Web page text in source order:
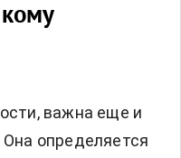
важна еще и
определяется